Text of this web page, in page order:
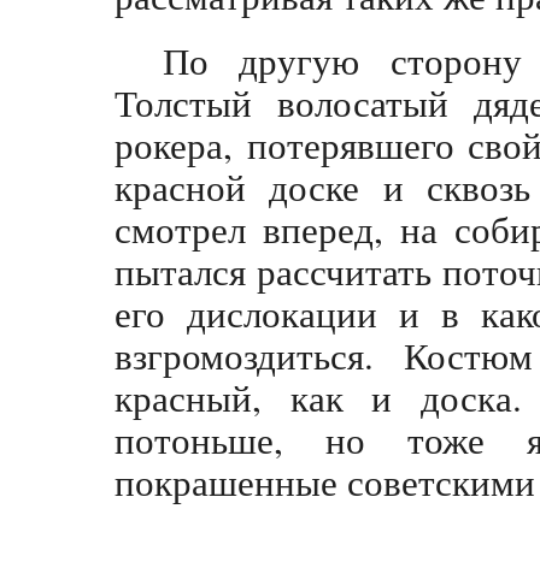
По другую сторону
Толстый волосатый
рокера, потерявшего
красной доске и
смотрел вперед, на
пытался рассчитать
его дислокации и в
взгромоздиться.
красный, как и доска.
потоньше, но тоже
покрашенные